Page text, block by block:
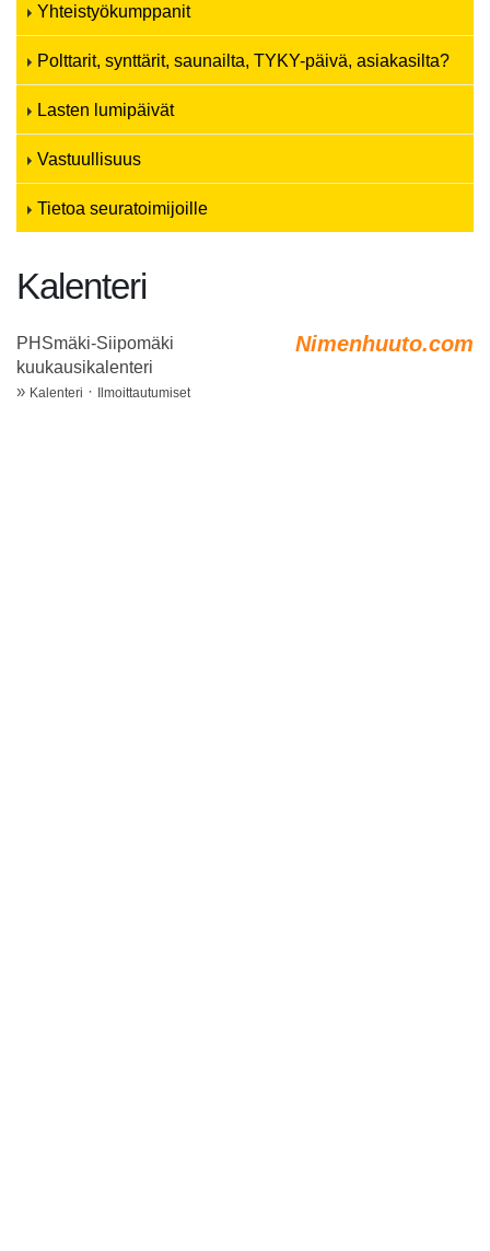
Yhteistyökumppanit
Polttarit, synttärit, saunailta, TYKY-päivä, asiakasilta?
Lasten lumipäivät
Vastuullisuus
Tietoa seuratoimijoille
Kalenteri
Nimenhuuto.com
PHSmäki-Siipomäki
kuukausikalenteri
» Kalenteri · Ilmoittautumiset